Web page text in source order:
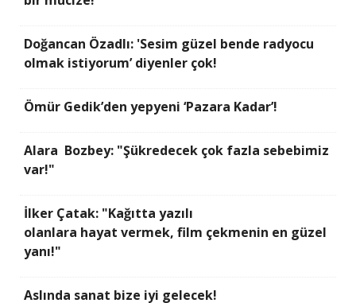
Doğancan Özadlı: 'Sesim güzel bende radyocu
olmak istiyorum’ diyenler çok!
Ömür Gedik’den yepyeni ‘Pazara Kadar’!
Alara Bozbey: "Şükredecek çok fazla sebebimiz
var!"
İlker Çatak: "Kağıtta yazılı
olanlara hayat vermek, film çekmenin en güzel
yanı!"
Aslında sanat bize iyi gelecek!